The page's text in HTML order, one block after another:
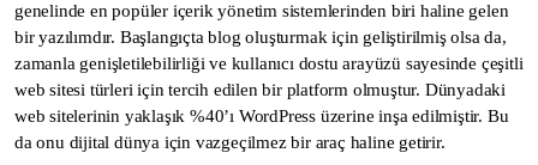
genelinde en popüler içerik yönetim sistemlerinden biri haline gelen
bir yazılımdır. Başlangıçta blog oluşturmak için geliştirilmiş olsa da,
zamanla genişletilebilirliği ve kullanıcı dostu arayüzü sayesinde çeşitli
web sitesi türleri için tercih edilen bir platform olmuştur. Dünyadaki
web sitelerinin yaklaşık %40’ı WordPress üzerine inşa edilmiştir. Bu
da onu dijital dünya için vazgeçilmez bir araç haline getirir.